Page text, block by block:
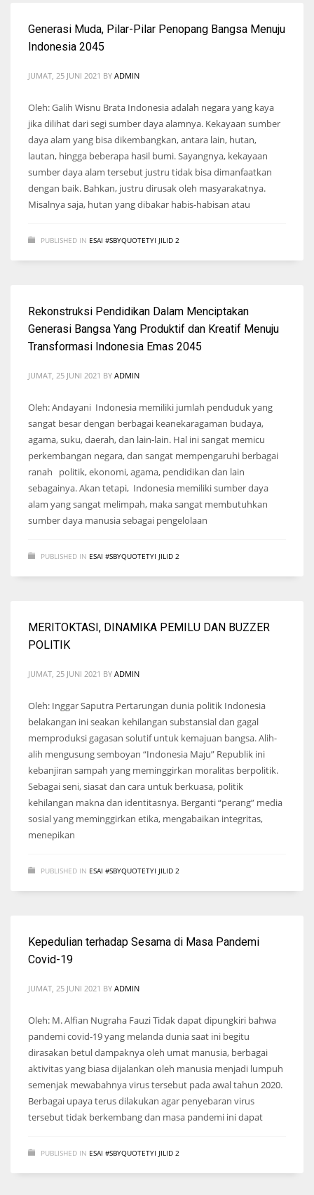
Generasi Muda, Pilar-Pilar Penopang Bangsa Menuju
Indonesia 2045
JUMAT, 25 JUNI 2021 BY ADMIN
Oleh: Galih Wisnu Brata Indonesia adalah negara yang kaya
jika dilihat dari segi sumber daya alamnya. Kekayaan sumber
daya alam yang bisa dikembangkan, antara lain, hutan,
lautan, hingga beberapa hasil bumi. Sayangnya, kekayaan
sumber daya alam tersebut justru tidak bisa dimanfaatkan
dengan baik. Bahkan, justru dirusak oleh masyarakatnya.
Misalnya saja, hutan yang dibakar habis-habisan atau
PUBLISHED IN ESAI #SBYQUOTETYI JILID 2
Rekonstruksi Pendidikan Dalam Menciptakan
Generasi Bangsa Yang Produktif dan Kreatif Menuju
Transformasi Indonesia Emas 2045
JUMAT, 25 JUNI 2021 BY ADMIN
Oleh: Andayani Indonesia memiliki jumlah penduduk yang
sangat besar dengan berbagai keanekaragaman budaya,
agama, suku, daerah, dan lain-lain. Hal ini sangat memicu
perkembangan negara, dan sangat mempengaruhi berbagai
ranah politik, ekonomi, agama, pendidikan dan lain
sebagainya. Akan tetapi, Indonesia memiliki sumber daya
alam yang sangat melimpah, maka sangat membutuhkan
sumber daya manusia sebagai pengelolaan
PUBLISHED IN ESAI #SBYQUOTETYI JILID 2
MERITOKTASI, DINAMIKA PEMILU DAN BUZZER
POLITIK
JUMAT, 25 JUNI 2021 BY ADMIN
Oleh: Inggar Saputra Pertarungan dunia politik Indonesia
belakangan ini seakan kehilangan substansial dan gagal
memproduksi gagasan solutif untuk kemajuan bangsa. Alih-
alih mengusung semboyan “Indonesia Maju” Republik ini
kebanjiran sampah yang meminggirkan moralitas berpolitik.
Sebagai seni, siasat dan cara untuk berkuasa, politik
kehilangan makna dan identitasnya. Berganti “perang” media
sosial yang meminggirkan etika, mengabaikan integritas,
menepikan
PUBLISHED IN ESAI #SBYQUOTETYI JILID 2
Kepedulian terhadap Sesama di Masa Pandemi
Covid-19
JUMAT, 25 JUNI 2021 BY ADMIN
Oleh: M. Alfian Nugraha Fauzi Tidak dapat dipungkiri bahwa
pandemi covid-19 yang melanda dunia saat ini begitu
dirasakan betul dampaknya oleh umat manusia, berbagai
aktivitas yang biasa dijalankan oleh manusia menjadi lumpuh
semenjak mewabahnya virus tersebut pada awal tahun 2020.
Berbagai upaya terus dilakukan agar penyebaran virus
tersebut tidak berkembang dan masa pandemi ini dapat
PUBLISHED IN ESAI #SBYQUOTETYI JILID 2